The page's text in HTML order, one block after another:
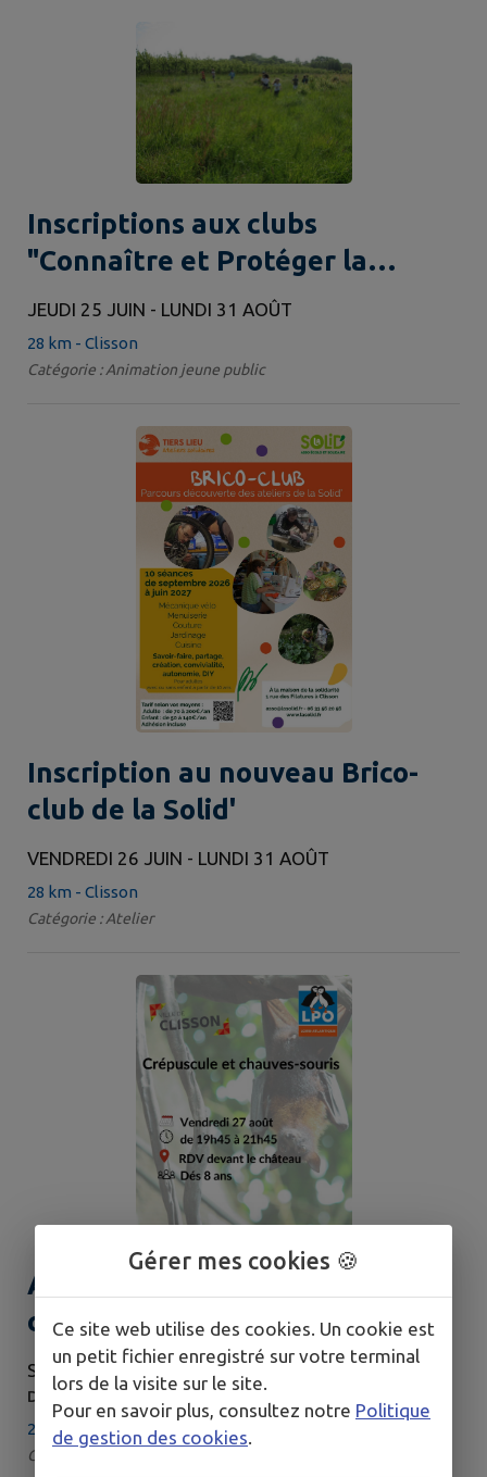
Inscriptions aux clubs
"Connaître et Protéger la
Nature" de 4 à 15 ans
JEUDI 25 JUIN - LUNDI 31 AOÛT
28 km - Clisson
Catégorie : Animation jeune public
Inscription au nouveau Brico-
club de la Solid'
VENDREDI 26 JUIN - LUNDI 31 AOÛT
28 km - Clisson
Catégorie : Atelier
Animation LPO : "Crépuscule et
chauves-souris"
SAMEDI 27 JUIN - JEUDI 27 AOÛT
DE 19H45 À 21H45
29 km - Clisson
Catégorie : Animation
Gérer mes cookies 🍪
Ce site web utilise des cookies. Un cookie est
un petit fichier enregistré sur votre terminal
lors de la visite sur le site.
Pour en savoir plus, consultez notre Politique
de gestion des cookies